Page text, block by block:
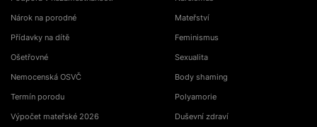
Nárok na porodné
Přídavky na dítě
Ošetřovné
Nemocenská OSVČ
Termín porodu
Výpočet mateřské 2026
Mateřství
Feminismus
Sexualita
Body shaming
Polyamorie
Duševní zdraví